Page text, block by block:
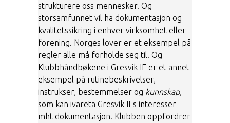
strukturere oss mennesker. Og
storsamfunnet vil ha dokumentasjon og
kvalitetssikring i enhver virksomhet eller
forening. Norges lover er et eksempel på
regler alle må forholde seg til. Og
Klubbhåndbøkene i Gresvik IF er et annet
eksempel på rutinebeskrivelser,
instrukser, bestemmelser og kunnskap,
som kan ivareta Gresvik IFs interesser
mht dokumentasjon. Klubben oppfordrer